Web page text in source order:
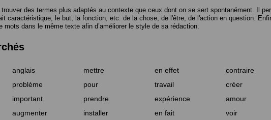
trouver des termes plus adaptés au contexte que ceux dont on se sert spontanément. Il
caractéristique, le but, la fonction, etc. de la chose, de l'être, de l'action en question.
mots dans le même texte afin d’améliorer le style de sa rédaction.
anglais mettre en effet
contraire
problème pour travail
créer
important prendre expérience
amour
augmenter installer en fait voir